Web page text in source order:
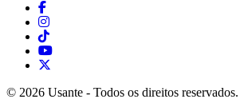
© 2026 Usante - Todos os direitos reservados.